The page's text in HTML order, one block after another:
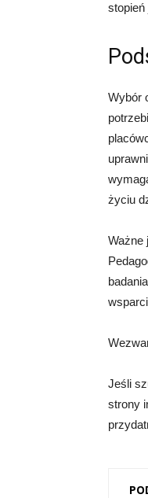
stopień
Wybór
życiu
Ważne
Jeśli
strony